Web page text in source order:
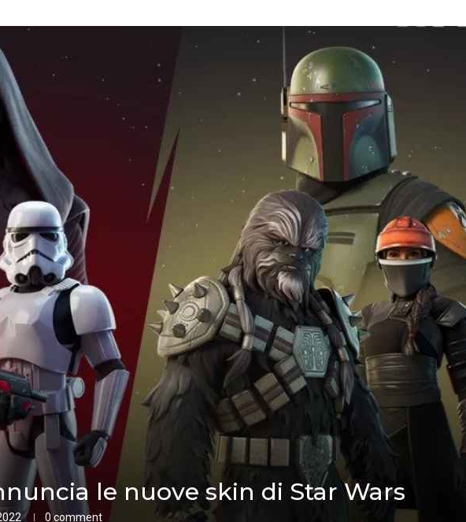
le nuove skin di Star Wars
0 comment